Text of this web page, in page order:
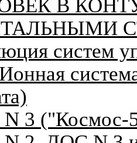
В
систем
3 ("Космос-